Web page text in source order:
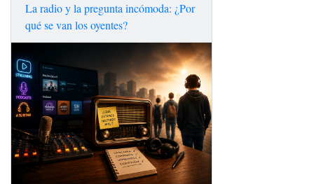
La radio y la pregunta incómoda: ¿Por
qué se van los oyentes?